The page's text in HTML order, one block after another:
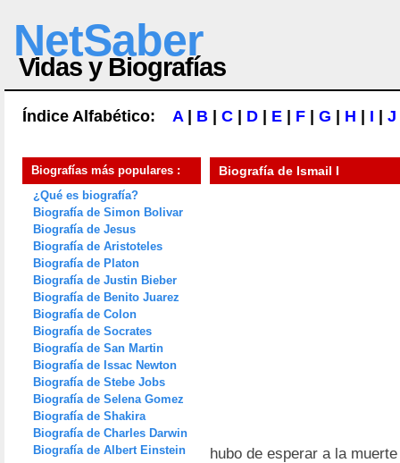
NetSaber
Vidas y Biografías
Índice Alfabético: A| B C D E F G H I J
Biografías más populares :
¿Qué es biografía?
Biografía de Simon Bolivar
Biografía de Jesus
Biografía de Aristoteles
Biografía de Platon
Biografía de Justin Bieber
Biografía de Benito Juarez
Biografía de Colon
Biografía de Socrates
Biografía de San Martin
Biografía de Issac Newton
Biografía de Stebe Jobs
Biografía de Selena Gomez
Biografía de Shakira
Biografía de Charles Darwin
Biografía de Albert Einstein
Biografía de Ismail I
hubo de esperar a la